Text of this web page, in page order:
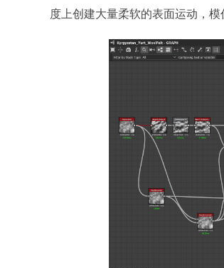
度上创建大量柔软的表面运动，